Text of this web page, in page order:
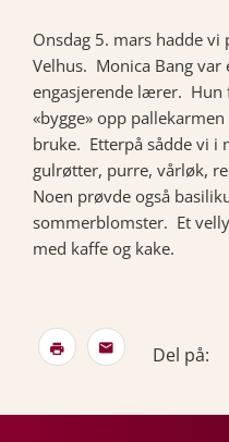
Onsdag 5. mars hadde
Velhus. Monica Bang var
engasjerende lærer. Hun
«bygge» opp
bruke. Etterpå sådde vi i
gulrøtter, purre, vårløk,
Noen prøvde også
sommerblomster. Et
med kaffe og kake.
Del på: